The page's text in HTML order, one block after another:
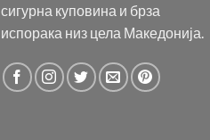
сигурна куповина и брза
испорака низ цела Македонија.